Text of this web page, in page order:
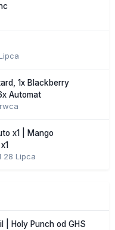
1x Blackberry
Automat
x1 | Mango
28 Lipca
| Holy Punch od GHS